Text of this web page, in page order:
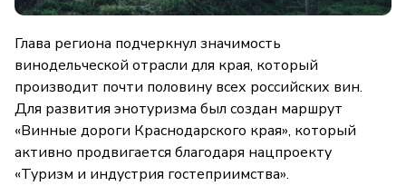
Глава региона подчеркнул значимость
винодельческой отрасли для края, который
производит почти половину всех российских вин.
Для развития энотуризма был создан маршрут
«Винные дороги Краснодарского края», который
активно продвигается благодаря нацпроекту
«Туризм и индустрия гостеприимства».